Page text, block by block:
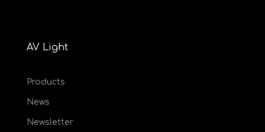
AV Light
Products
News
Newsletter